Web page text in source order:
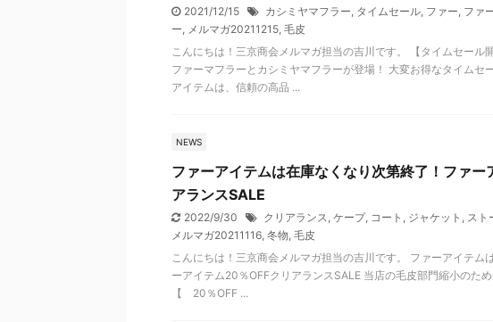
2021/12/15 カシミヤマフラー, タイムセール, ファー, ファ
ー, メルマガ20211215, 毛皮
こんにちは！三京商会メルマガ担当の吉川です。 【タイムセール
ファーマフラーとカシミヤマフラーが登場！ 大変お得なタイムセ
アイテムは、信頼の高品 ...
NEWS
ファーアイテムは在庫なくなり次第終了！ファー
アランスSALE
2022/9/30 クリアランス, ケープ, コート , ジャケット , スト
メルマガ20211116, 冬物, 毛皮
こんにちは！三京商会メルマガ担当の吉川です。 ファーアイテム
ーアイテム20％OFFクリアランスSALE 当店の毛皮部門縮小のた
【 20％OFF ...